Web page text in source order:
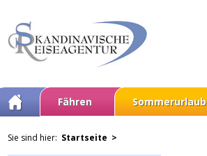
Fähren Sommerurlaub
Sie sind hier: Startseite >